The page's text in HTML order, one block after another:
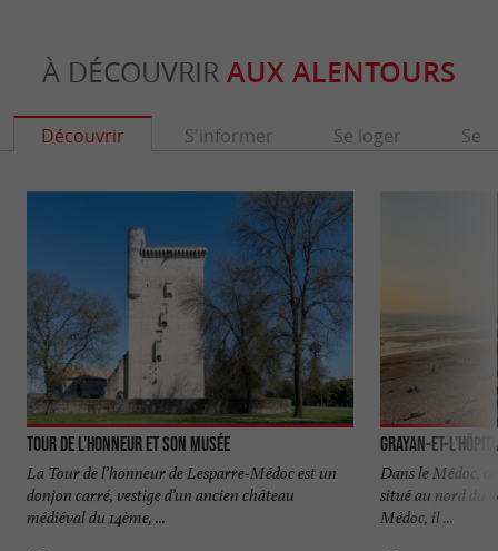
À DÉCOUVRIR AUX ALENTOURS
Découvrir S'informer Se loger Se
Tour de l'Honneur et son musée
La Tour de l’honneur de Lesparre-Médoc est un
donjon carré, vestige d’un ancien château
médiéval du 14ème, ...
Grayan-et-
Dans le Médoc,
situé au nord du
Médoc, il ...